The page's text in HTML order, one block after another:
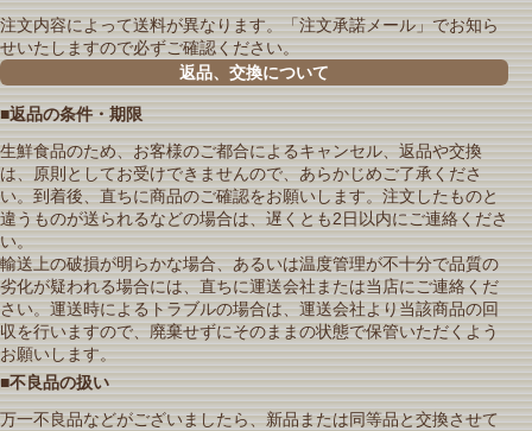
注文内容によって送料が異なります。「注文承諾メール」でお知ら
せいたしますので必ずご確認ください。
返品、交換について
■返品の条件・期限
生鮮食品のため、お客様のご都合によるキャンセル、返品や交換
は、原則としてお受けできませんので、あらかじめご了承くださ
い。到着後、直ちに商品のご確認をお願いします。注文したものと
違うものが送られるなどの場合は、遅くとも2日以内にご連絡くださ
い。
輸送上の破損が明らかな場合、あるいは温度管理が不十分で品質の
劣化が疑われる場合には、直ちに運送会社または当店にご連絡くだ
さい。運送時によるトラブルの場合は、運送会社より当該商品の回
収を行いますので、廃棄せずにそのままの状態で保管いただくよう
お願いします。
■不良品の扱い
万一不良品などがございましたら、新品または同等品と交換させて